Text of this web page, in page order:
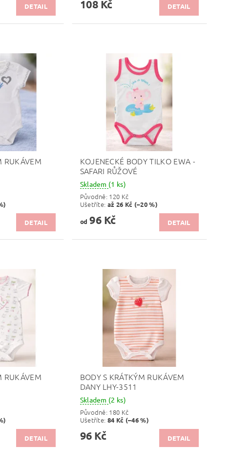
DETAIL 108 Kč DETAIL
RUKÁVEM
DETAIL
KOJENECKÉ BODY TILKO EWA -
SAFARI RŮŽOVÉ
Skladem (1 ks)
Původně: 120 Kč
Ušetříte: až 26 Kč (–20 %)
od 96 Kč DETAIL
RUKÁVEM
DETAIL
BODY S KRÁTKÝM RUKÁVEM
DANY LHY-3511
Skladem (2 ks)
Původně: 180 Kč
Ušetříte: 84 Kč (–46 %)
96 Kč DETAIL